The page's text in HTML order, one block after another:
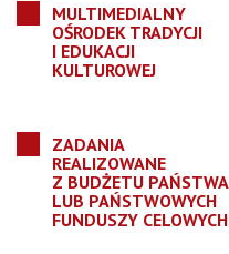
MULTIMEDIALNY
OŚRODEK TRADYCJI
I EDUKACJI
KULTUROWEJ
ZADANIA
REALIZOWANE
Z BUDŻETU PAŃSTWA
LUB PAŃSTWOWYCH
FUNDUSZY CELOWYCH